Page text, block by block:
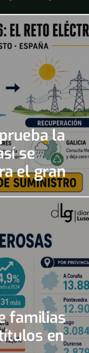
la
se
el gran
familias
en